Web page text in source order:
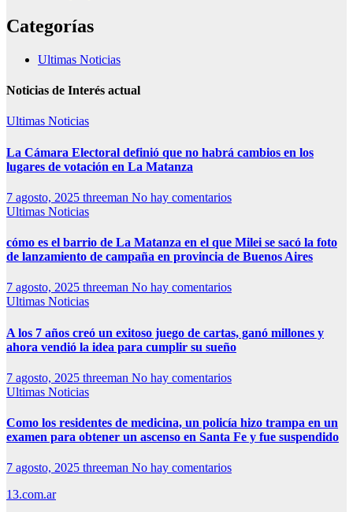
Categorías
Ultimas Noticias
Noticias de Interés actual
Ultimas Noticias
La Cámara Electoral definió que no habrá cambios en los
lugares de votación en La Matanza
7 agosto, 2025 threeman No hay comentarios
Ultimas Noticias
cómo es el barrio de La Matanza en el que Milei se sacó la foto
de lanzamiento de campaña en provincia de Buenos Aires
7 agosto, 2025 threeman No hay comentarios
Ultimas Noticias
A los 7 años creó un exitoso juego de cartas, ganó millones y
ahora vendió la idea para cumplir su sueño
7 agosto, 2025 threeman No hay comentarios
Ultimas Noticias
Como los residentes de medicina, un policía hizo trampa en un
examen para obtener un ascenso en Santa Fe y fue suspendido
7 agosto, 2025 threeman No hay comentarios
13.com.ar